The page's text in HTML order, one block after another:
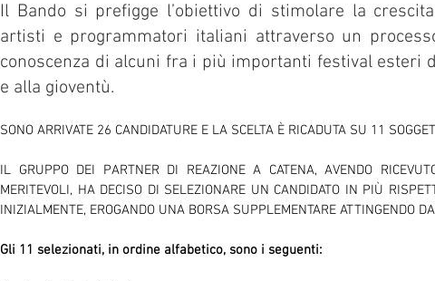
Il Bando si prefigge l’obiettivo di stimolare la
artisti e programmatori italiani attraverso un
conoscenza di alcuni fra i più importanti festival esteri
e alla gioventù.
SONO ARRIVATE 26 CANDIDATURE E LA SCELTA È RICADUTA SU 11
IL GRUPPO DEI PARTNER DI REAZIONE A CATENA, AVENDO
MERITEVOLI, HA DECISO DI SELEZIONARE UN CANDIDATO IN PIÙ
INIZIALMENTE, EROGANDO UNA BORSA SUPPLEMENTARE ATTINGENDO
Gli 11 selezionati, in ordine alfabetico, sono i seguenti: